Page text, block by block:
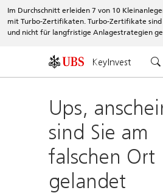
Im Durchschnitt erleiden 7 von 10
mit Turbo-Zertifikaten. Turbo-Zertifikate
und nicht für langfristige Anlagestrategien
KeyInvest
Ups,
sind Sie am
falschen Ort
gelandet